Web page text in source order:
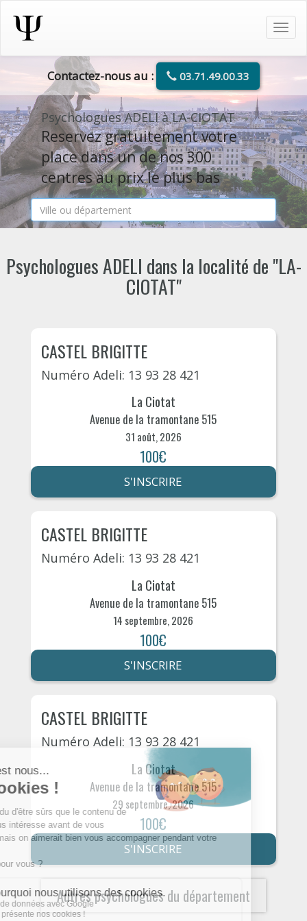
Contactez-nous au : 03.71.49.00.33
Psychologues ADELI à LA-CIOTAT
Reservez gratuitement votre
place dans un de nos 300
centres au prix le plus bas
Psychologues ADELI dans la localité de "LA-
CIOTAT"
CASTEL BRIGITTE
Numéro Adeli: 13 93 28 421
La Ciotat
Avenue de la tramontane 515
31 août, 2026
100€
S'INSCRIRE
CASTEL BRIGITTE
Numéro Adeli: 13 93 28 421
La Ciotat
Avenue de la tramontane 515
14 septembre, 2026
100€
S'INSCRIRE
CASTEL BRIGITTE
Numéro Adeli: 13 93 28 421
La Ciotat
Avenue de la tramontane 515
29 septembre, 2026
100€
S'INSCRIRE
Autres psychologues du département